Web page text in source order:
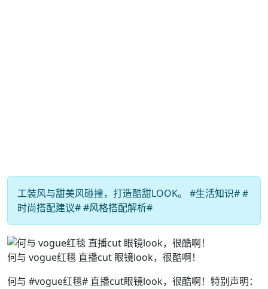
工装风与甜美风碰撞，打造酷甜LOOK。 #生活知识# #
时尚搭配建议# #风格搭配解析#
何与 vogue红毯 直播cut 眼镜look，很酷啊！
何与 #vogue红毯# 直播cut眼镜look，很酷啊！特别声明：